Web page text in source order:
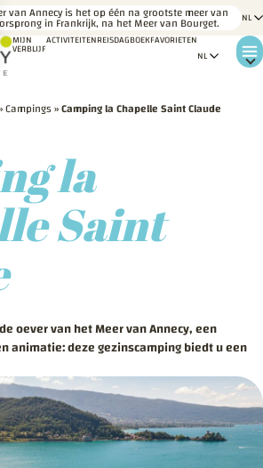
van Annecy is het op één na grootste meer van
in Frankrijk, na het Meer van Bourget.
MIJN
VERBLIJF
ACTIVITEITENREISDAGBOEKFAVORIETEN
Campings»Camping la Chapelle Saint Claude
la
Saint
oever van het Meer van Annecy, een
animatie: deze gezinscamping biedt u een